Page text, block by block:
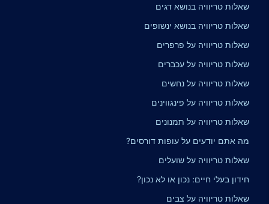
שאלות טריוויה בנושא דגים
שאלות טריוויה בנושא ינשופים
שאלות טריוויה על פרפרים
שאלות טריוויה על עכברים
שאלות טריוויה על נחשים
שאלות טריוויה על פינגווינים
שאלות טריוויה על תמנונים
מה אתם יודעים על עופות דורסים?
שאלות טריוויה על שועלים
חידון בעלי חיים: נכון או לא נכון?
שאלות טריוויה על צבים